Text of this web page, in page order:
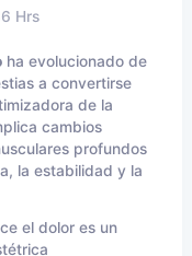
Hrs
ha evolucionado de
a convertirse
de la
cambios
profundos
la estabilidad y la
el dolor es un